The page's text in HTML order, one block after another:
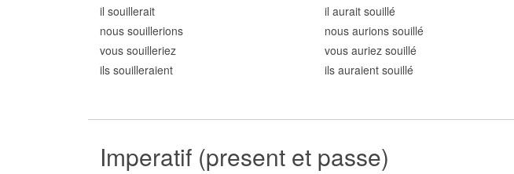
il souillerait
nous souillerions
vous souilleriez
ils souilleraient
il aurait souillé
nous aurions souillé
vous auriez souillé
ils auraient souillé
Imperatif (present et passe)